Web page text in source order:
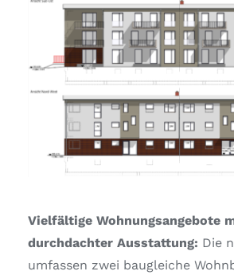
Vielfältige Wohnungsangebote
durchdachter Ausstattung: Die
umfassen zwei baugleiche